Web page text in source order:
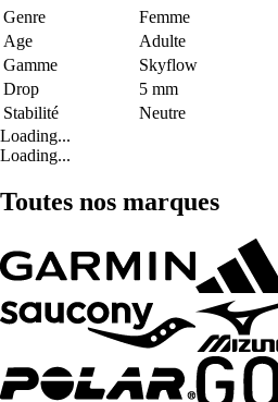
Genre
Femme
Age
Adulte
Gamme
Skyflow
Drop
5 mm
Stabilité
Neutre
Loading...
Loading...
Toutes nos marques